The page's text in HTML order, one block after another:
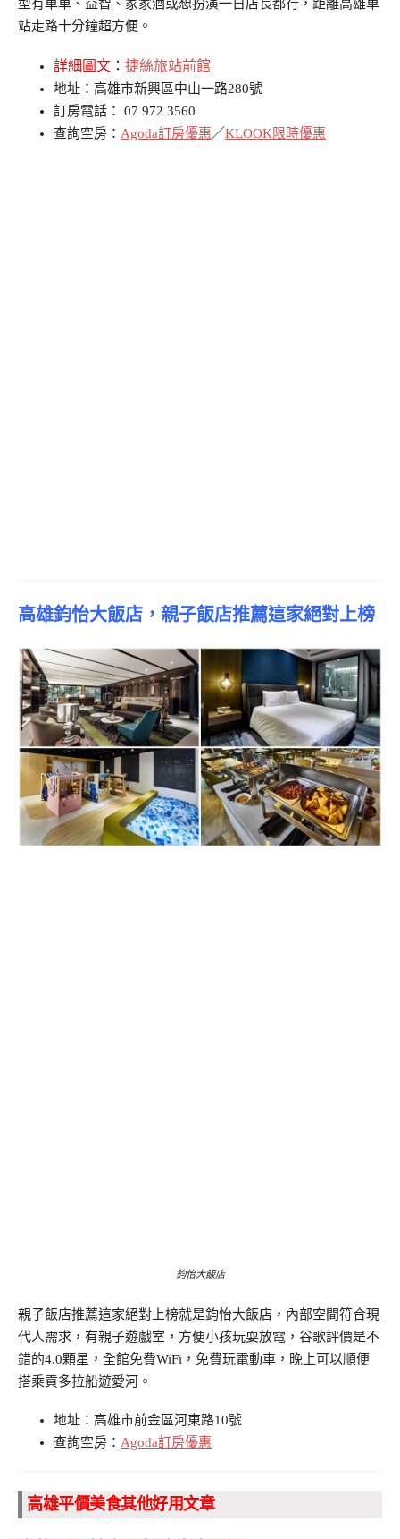
型有車車、益智、家家酒或想扮演一日店長都行，距離高雄車
站走路十分鐘超方便。
詳細圖文 ： 捷絲旅站前館
地址：高雄市新興區中山一路280號
訂房電話： 07 972 3560
查詢空房： Agoda訂房優惠／KLOOK限時優惠
高雄鈞怡大飯店，親子飯店推薦這家絕對上榜
鈞怡大飯店
親子飯店推薦這家絕對上榜就是鈞怡大飯店，內部空間符合現
代人需求，有親子遊戲室，方便小孩玩耍放電，谷歌評價是不
錯的4.0顆星，全館免費WiFi，免費玩電動車，晚上可以順便
搭乘貢多拉船遊愛河。
地址：高雄市前金區河東路10號
查詢空房： Agoda訂房優惠
高雄平價美食其他好用文章